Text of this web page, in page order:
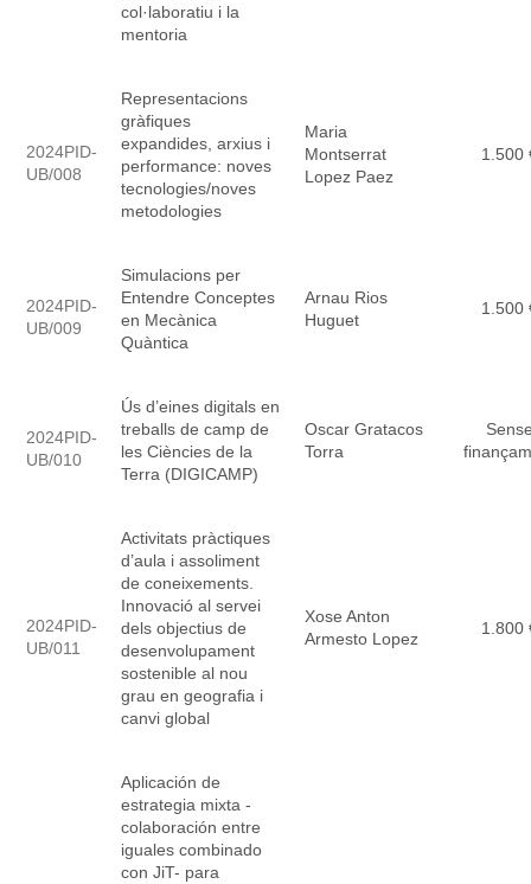
col·laboratiu i la
mentoria
2024PID-
UB/008
Representacions
gràfiques
expandides, arxius i
performance: noves
tecnologies/noves
metodologies
Maria
Montserrat
Lopez Paez
1.500
2024PID-
UB/009
Simulacions per
Entendre Conceptes
en Mecànica
Quàntica
Arnau Rios
Huguet
1.500
2024PID-
UB/010
Ús d’eines digitals en
treballs de camp de
les Ciències de la
Terra (DIGICAMP)
Oscar Gratacos
Torra
2024PID-
UB/011
Activitats pràctiques
d’aula i assoliment
de coneixements.
Innovació al servei
dels objectius de
desenvolupament
sostenible al nou
grau en geografia i
canvi global
Xose Anton
Armesto Lopez
1.800
Aplicación de
estrategia mixta -
colaboración entre
iguales combinado
con JiT- para